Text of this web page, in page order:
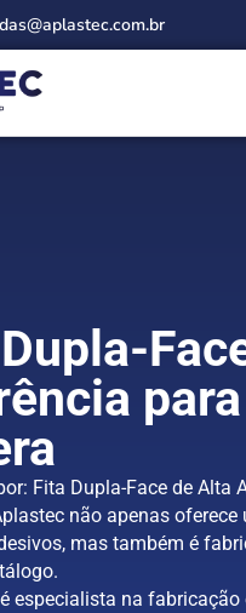
Fita Dupla-Face de Alta
não apenas
mas também é
especialista na